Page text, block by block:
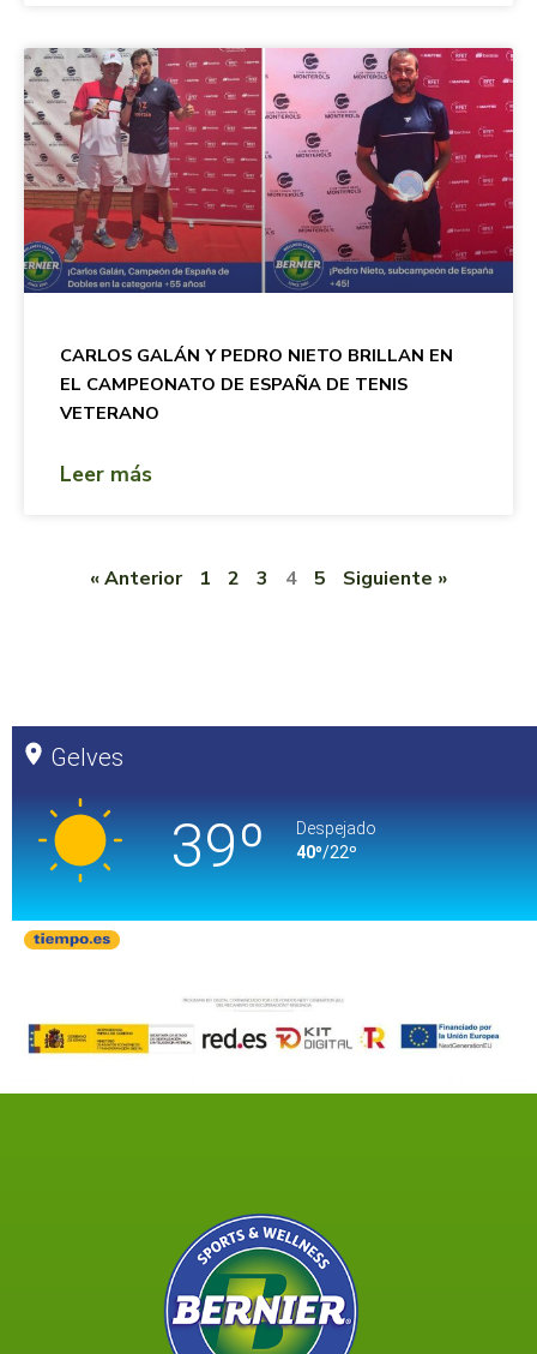
CARLOS GALÁN Y PEDRO NIETO BRILLAN EN
EL CAMPEONATO DE ESPAÑA DE TENIS
VETERANO
Leer más
« Anterior 1 2 3 4 5 Siguiente »